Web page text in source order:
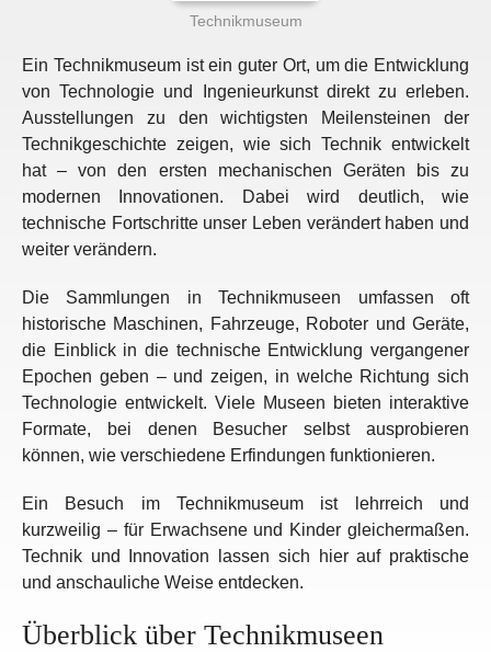
Technikmuseum
Ein Technikmuseum ist ein guter Ort, um die Entwicklung
von Technologie und Ingenieurkunst direkt zu erleben.
Ausstellungen zu den wichtigsten Meilensteinen der
Technikgeschichte zeigen, wie sich Technik entwickelt
hat – von den ersten mechanischen Geräten bis zu
modernen Innovationen. Dabei wird deutlich, wie
technische Fortschritte unser Leben verändert haben und
weiter verändern.
Die Sammlungen in Technikmuseen umfassen oft
historische Maschinen, Fahrzeuge, Roboter und Geräte,
die Einblick in die technische Entwicklung vergangener
Epochen geben – und zeigen, in welche Richtung sich
Technologie entwickelt. Viele Museen bieten interaktive
Formate, bei denen Besucher selbst ausprobieren
können, wie verschiedene Erfindungen funktionieren.
Ein Besuch im Technikmuseum ist lehrreich und
kurzweilig – für Erwachsene und Kinder gleichermaßen.
Technik und Innovation lassen sich hier auf praktische
und anschauliche Weise entdecken.
Überblick über Technikmuseen